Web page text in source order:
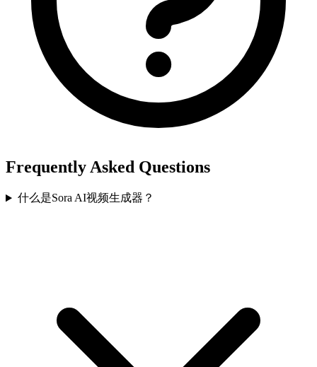
Frequently Asked Questions
什么是Sora AI视频生成器？